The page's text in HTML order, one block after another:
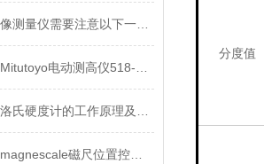
分度值